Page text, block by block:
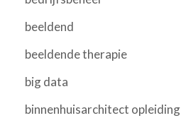
beeldend
beeldende therapie
big data
binnenhuisarchitect opleiding